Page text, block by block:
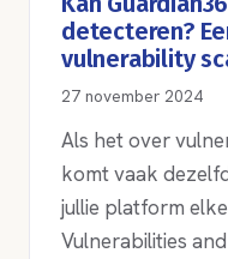
detecteren?
vulnerability
27 november 2024
Als het over
komt vaak
jullie platform
Vulnerabilities